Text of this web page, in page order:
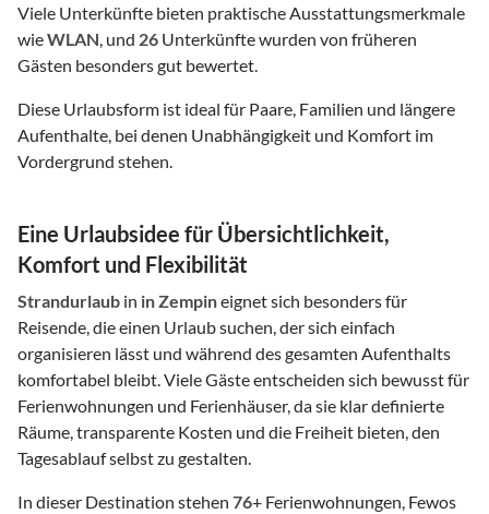
Viele Unterkünfte bieten praktische Ausstattungsmerkmale
wieWLAN, und 26 Unterkünfte wurden von früheren
Gästen besonders gut bewertet.
Diese Urlaubsform ist ideal für Paare, Familien und längere
Aufenthalte, bei denen Unabhängigkeit und Komfort im
Vordergrund stehen.
Eine Urlaubsidee für Übersichtlichkeit,
Komfort und Flexibilität
Strandurlaub in in Zempineignet sich besonders für
Reisende, die einen Urlaub suchen, der sich einfach
organisieren lässt und während des gesamten Aufenthalts
komfortabel bleibt. Viele Gäste entscheiden sich bewusst für
Ferienwohnungen und Ferienhäuser, da sie klar definierte
Räume, transparente Kosten und die Freiheit bieten, den
Tagesablauf selbst zu gestalten.
In dieser Destination stehen 76+ Ferienwohnungen, Fewos